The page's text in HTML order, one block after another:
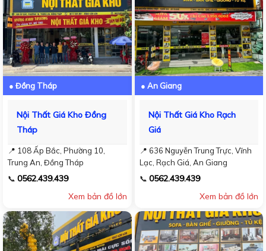
● Đồng Tháp
Nội Thất Giá Kho Đồng
Tháp
📍 108 Ấp Bắc, Phường 10,
Trung An, Đồng Tháp
📞 0562.439.439
Xem bản đồ lớn
● An Giang
Nội Thất Giá Kho Rạch
Giá
📍 636 Nguyễn Trung Trực, Vĩnh
Lạc, Rạch Giá, An Giang
📞 0562.439.439
Xem bản đồ lớn